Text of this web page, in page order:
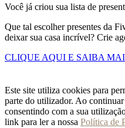
Você já criou sua lista de
Que tal escolher presentes da
deixar sua casa incrível? Crie
CLIQUE AQUI E SAIBA
Este site utiliza cookies para
parte do utilizador. Ao continuar
consentindo com a sua
link para ler a nossa Política de